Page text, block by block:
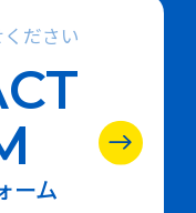
ださい
ーム